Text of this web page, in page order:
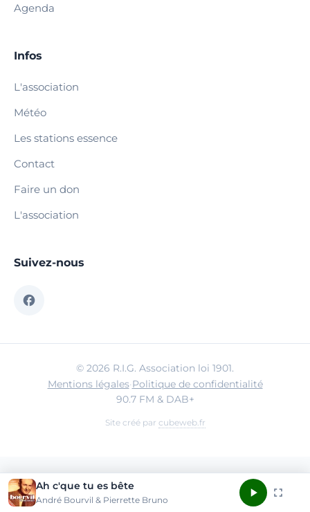
Agenda
Infos
L'association
Météo
Les stations essence
Contact
Faire un don
L'association
Suivez-nous
© 2026 R.I.G. Association loi 1901.
Mentions légales·Politique de confidentialité
90.7 FM & DAB+
Site créé par cubeweb.fr
Ah c'que tu es bête
André Bourvil & Pierrette Bruno